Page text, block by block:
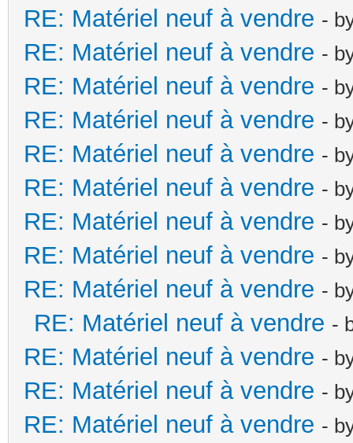
RE: Matériel neuf à vendre -
RE: Matériel neuf à vendre -
RE: Matériel neuf à vendre -
RE: Matériel neuf à vendre -
RE: Matériel neuf à vendre -
RE: Matériel neuf à vendre -
RE: Matériel neuf à vendre -
RE: Matériel neuf à vendre -
RE: Matériel neuf à vendre -
RE: Matériel neuf à vendre -
RE: Matériel neuf à vendre -
RE: Matériel neuf à vendre -
RE: Matériel neuf à vendre -